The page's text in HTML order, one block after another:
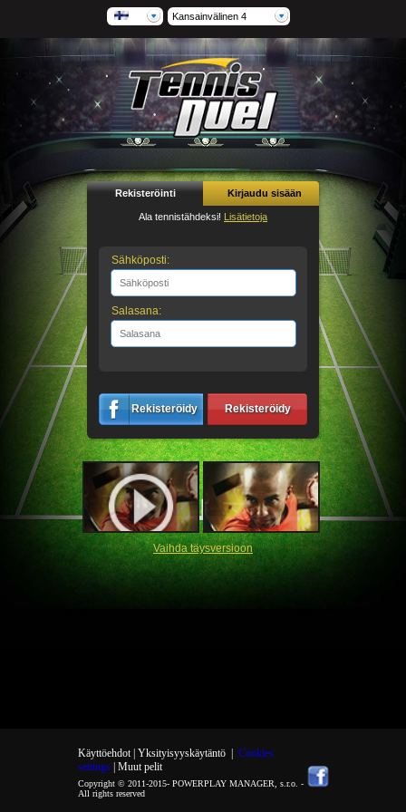
Kansainvälinen 4
Rekisteröinti Kirjaudu sisään
Ala tennistähdeksi! Lisätietoja
Sähköposti:
Salasana:
Rekisteröidy Rekisteröidy
Vaihda täysversioon
Käyttöehdot | Yksityisyyskäytäntö| Cookies
settings
| Muut pelit
Copyright © 2011-2015- POWERPLAY MANAGER, s.r.o. -
All rights reserved